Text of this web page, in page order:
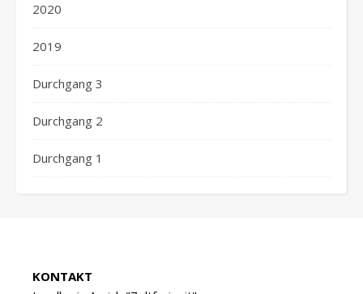
2020
2019
Durchgang 3
Durchgang 2
Durchgang 1
KONTAKT